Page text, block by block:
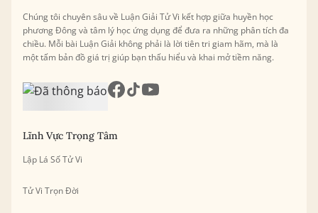
Chúng tôi chuyên sâu về Luận Giải Tử Vi kết hợp giữa huyền học
phương Đông và tâm lý học ứng dụng để đưa ra những phân tích đa
chiều. Mỗi bài Luận Giải không phải là lời tiên tri giam hãm, mà là
một tấm bản đồ giá trị giúp bạn thấu hiểu và khai mở tiềm năng.
Lĩnh Vực Trọng Tâm
Lập Lá Số Tử Vi
Tử Vi Trọn Đời